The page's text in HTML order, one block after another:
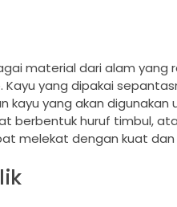
material dari alam
yang dipakai
kayu yang akan
berbentuk huruf timbul,
melekat dengan kuat